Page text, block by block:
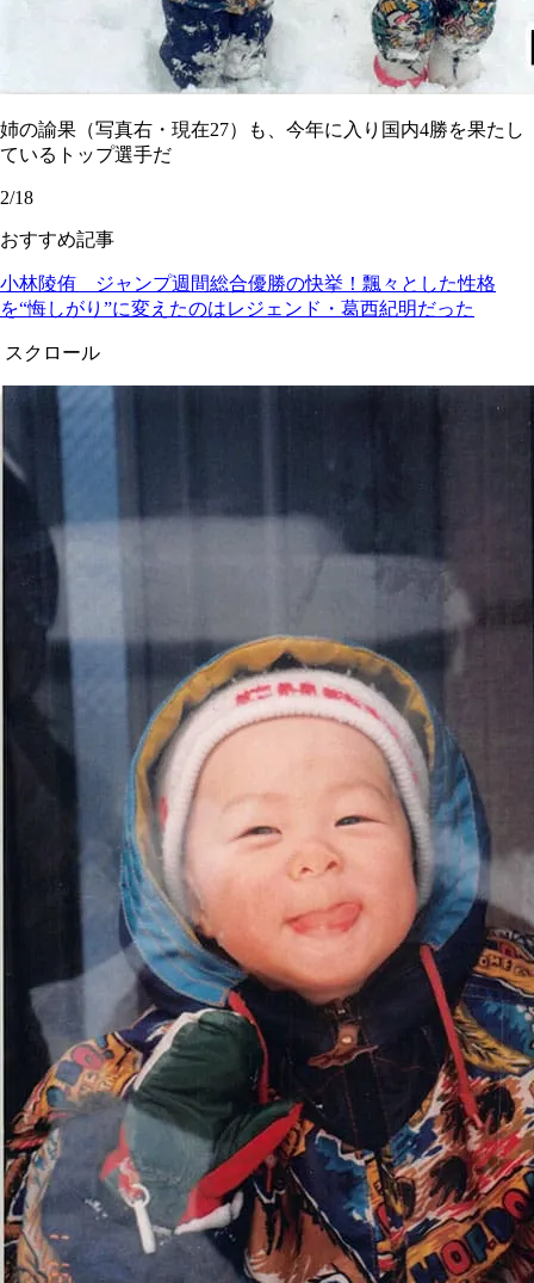
姉の諭果（写真右・現在27）も、今年に入り国内4勝を果たし
ているトップ選手だ
2/18
おすすめ記事
小林陵侑 ジャンプ週間総合優勝の快挙！飄々とした性格
を“悔しがり”に変えたのはレジェンド・葛西紀明だった
スクロール